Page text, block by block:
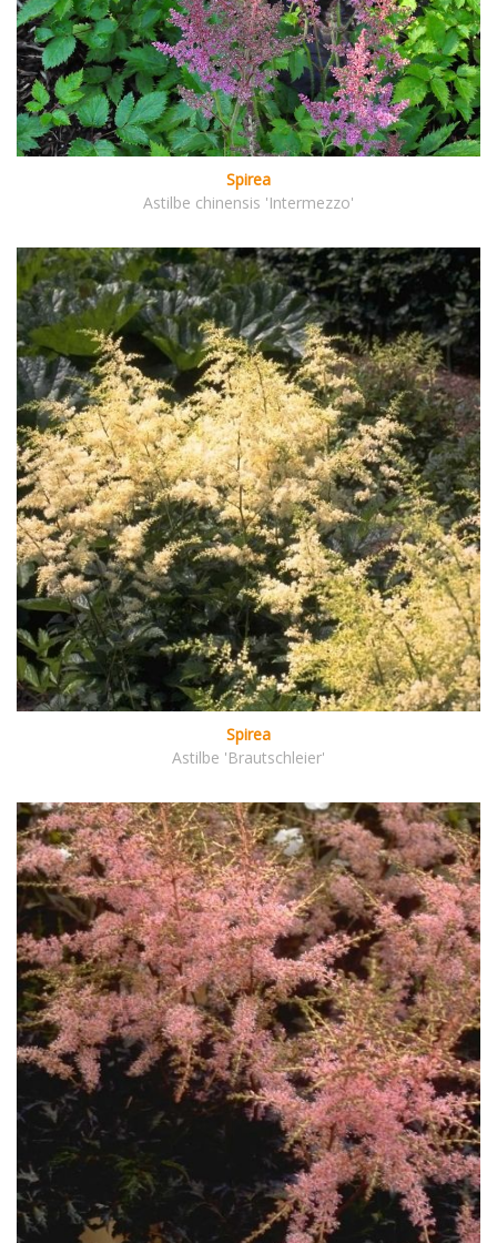
Spirea
Astilbe chinensis 'Intermezzo'
Spirea
Astilbe 'Brautschleier'